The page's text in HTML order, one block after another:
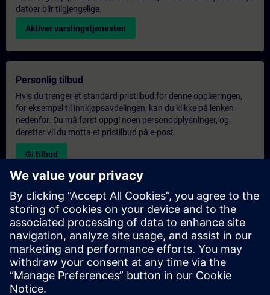
datoer blir tilgjengelige.
Aktiver varslingstjenesten
Personlig tilbud
Hvis du trenger et standard pristilbud for denne opplæringen,
for eksempel til innkjøpsavdelingen, kan du klikke på lenken
nedenfor. Du må først oppgi noen personopplysninger, og
deretter vil du motta et pristilbud på e-post.
Gi tilbud
Forespørsel om eksklusiv opplæring
Fyll ut skjemaet nedenfor hvis du ønsker et tilbud på et
eksklusivt kurs, enten på stedet, virtuelt eller på vårt SITRAIN-
kurssenter. Denne typen forespørsel passer for større grupper (6
personer eller flere). Etter at du har oppgitt kontaktinformasjon
og kursbehov, vil du motta et tilbud fra oss.
Be om eksklusivt tilbud